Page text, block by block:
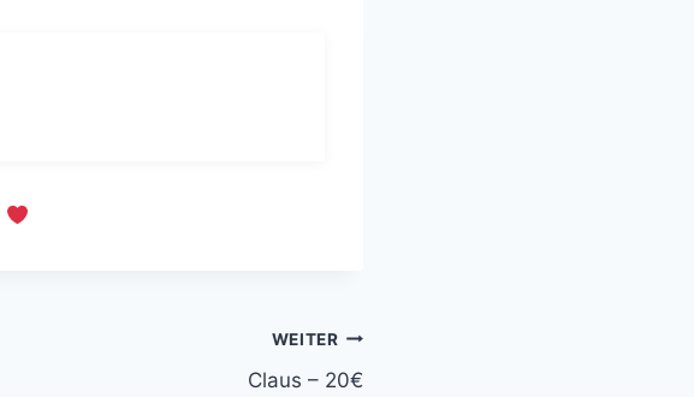
WEITER
Claus – 20€